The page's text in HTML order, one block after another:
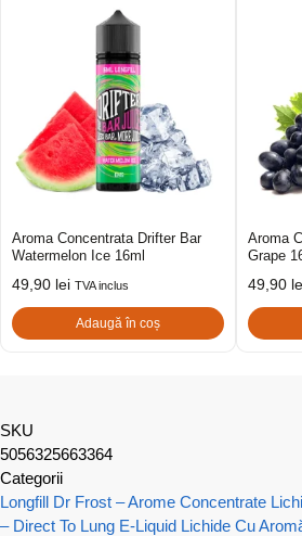
Aroma Concentrata Drifter Bar
Watermelon Ice 16ml
49,90 lei TVA inclus
Adaugă în coș
Aroma
Grape
49,90
SKU
5056325663364
Categorii
Longfill Dr Frost – Arome Concentrate
– Direct To Lung E-Liquid Lichide Cu